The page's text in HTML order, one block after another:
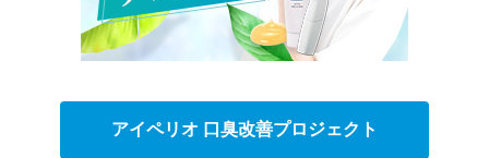
アイペリオ 口臭改善プロジェクト